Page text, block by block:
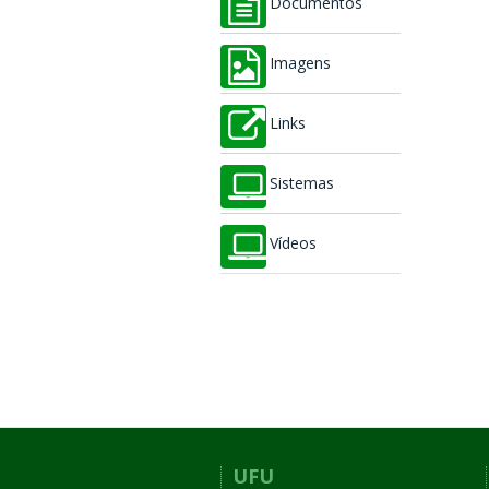
Documentos
Imagens
Links
Sistemas
Vídeos
UFU